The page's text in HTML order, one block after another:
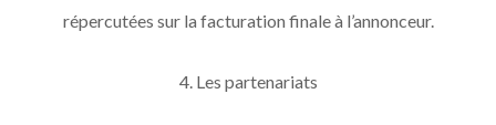
répercutées sur la facturation finale à l’annonceur.
4. Les partenariats